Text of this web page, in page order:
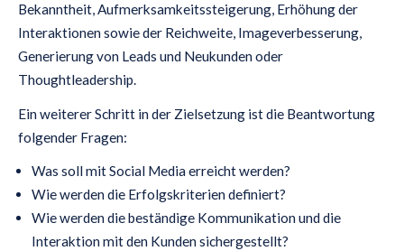
Bekanntheit, Aufmerksamkeitssteigerung, Erhöhung der
Interaktionen sowie der Reichweite, Imageverbesserung,
Generierung von Leads und Neukunden oder
Thoughtleadership.
Ein weiterer Schritt in der Zielsetzung ist die Beantwortung
folgender Fragen:
Was soll mit Social Media erreicht werden?
Wie werden die Erfolgskriterien definiert?
Wie werden die beständige Kommunikation und die
Interaktion mit den Kunden sichergestellt?